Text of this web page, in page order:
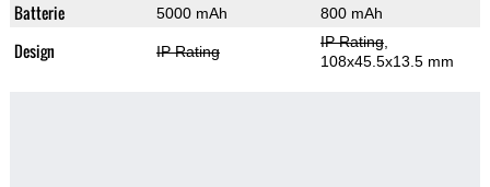
Batterie 5000 mAh 800 mAh
Design IP Rating
IP Rating,
108x45.5x13.5 mm